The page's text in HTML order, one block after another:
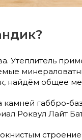
Утеплитель
найдём общее
габбро-
Роквул Лайт